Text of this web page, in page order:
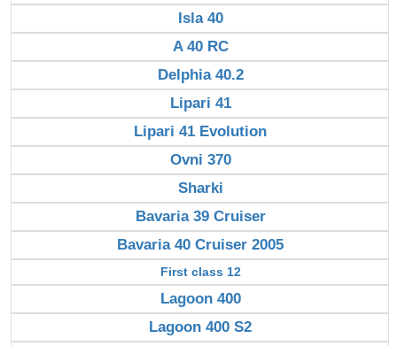
Isla 40
A 40 RC
Delphia 40.2
Lipari 41
Lipari 41 Evolution
Ovni 370
Sharki
Bavaria 39 Cruiser
Bavaria 40 Cruiser 2005
First class 12
Lagoon 400
Lagoon 400 S2